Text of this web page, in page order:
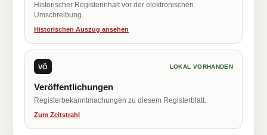
Historischer Registerinhalt vor der elektronischen
Umschreibung.
Historischen Auszug ansehen
VÖ LOKAL VORHANDEN
Veröffentlichungen
Registerbekanntmachungen zu diesem Registerblatt.
Zum Zeitstrahl